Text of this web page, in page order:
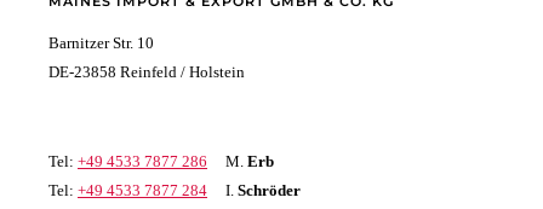
Barnitzer Str. 10
DE-23858 Reinfeld / Holstein
Tel: +49 4533 7877 286 M. Erb
Tel: +49 4533 7877 284 I. Schröder